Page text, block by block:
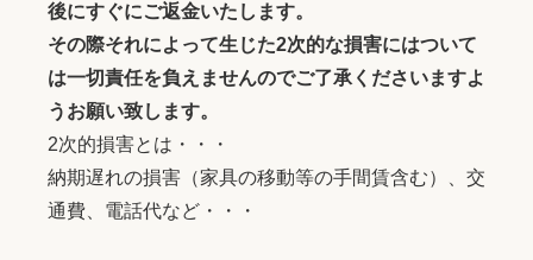
後にすぐにご返金いたします。
その際それによって生じた2次的な損害にはついて
は一切責任を負えませんのでご了承くださいますよ
うお願い致します。
2次的損害とは・・・
納期遅れの損害（家具の移動等の手間賃含む）、交
通費、電話代など・・・